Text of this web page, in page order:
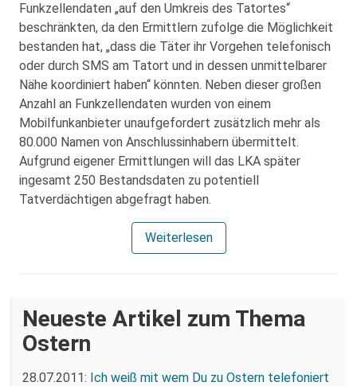
Funkzellendaten „auf den Umkreis des Tatortes“
beschränkten, da den Ermittlern zufolge die Möglichkeit
bestanden hat, „dass die Täter ihr Vorgehen telefonisch
oder durch SMS am Tatort und in dessen unmittelbarer
Nähe koordiniert haben“ könnten. Neben dieser großen
Anzahl an Funkzellendaten wurden von einem
Mobilfunkanbieter unaufgefordert zusätzlich mehr als
80.000 Namen von Anschlussinhabern übermittelt.
Aufgrund eigener Ermittlungen will das LKA später
ingesamt 250 Bestandsdaten zu potentiell
Tatverdächtigen abgefragt haben.
Weiterlesen
Neueste Artikel zum Thema
Ostern
28.07.2011: Ich weiß mit wem Du zu Ostern telefoniert